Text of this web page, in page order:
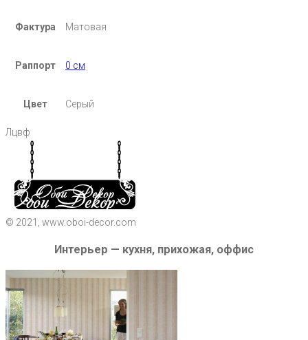
Фактура Матовая
Раппорт 0 см
Цвет Серый
Лцвф
© 2021, www.oboi-decor.com
Интерьер — кухня, прихожая, оффис